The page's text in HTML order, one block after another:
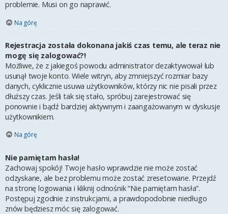
problemie. Musi on go naprawić.
Na górę
Rejestracja została dokonana jakiś czas temu, ale teraz nie
mogę się zalogować?!
Możliwe, że z jakiegoś powodu administrator dezaktywował lub
usunął twoje konto. Wiele witryn, aby zmniejszyć rozmiar bazy
danych, cyklicznie usuwa użytkowników, którzy nic nie pisali przez
dłuższy czas. Jeśli tak się stało, spróbuj zarejestrować się
ponownie i bądź bardziej aktywnym i zaangażowanym w dyskusje
użytkownikiem.
Na górę
Nie pamiętam hasła!
Zachowaj spokój! Twoje hasło wprawdzie nie może zostać
odzyskane, ale bez problemu może zostać zresetowane. Przejdź
na stronę logowania i kliknij odnośnik “Nie pamiętam hasła”.
Postępuj zgodnie z instrukcjami, a prawdopodobnie niedługo
znów będziesz móc się zalogować.